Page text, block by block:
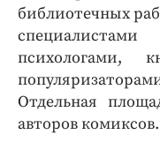
библиотечных
психологами,
Отдельная
авторов комиксов.